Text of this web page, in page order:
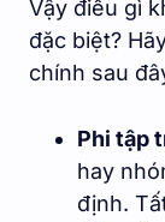
Vậy điều gì
đặc biệt?
chính sau
Phi tập
hay
định.